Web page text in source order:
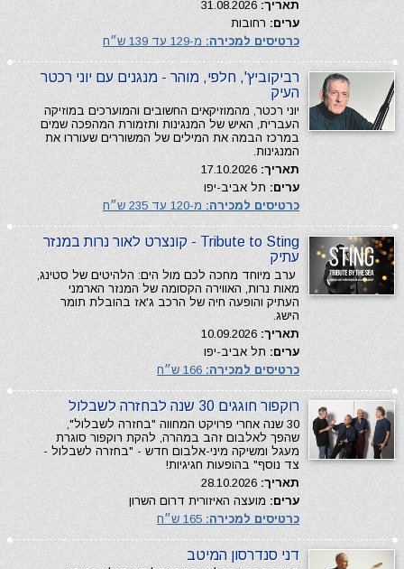
תאריך:
ערים: רחובות
כרטיסים למכירה: מ-129 עד 139 ש״ח
רביקוביץ', חלפי, מוהר - מנגנים עם יוני רכטר
העיק
יוני רכטר, מהמוזיקאים החשובים והמוערכים במוזיקה
העברית, האיש של המנגינות ותזמורת המהפכה שמים
במרכז הבמה את המילים של המשוררים שעוררו את
המנגינות.
תאריך:
ערים: תל אביב-יפו
כרטיסים למכירה: מ-120 עד 235 ש״ח
Tribute to Sting - קונצרט לאור נרות במנזר
עתיק
​ ערב מיוחד מחכה לכם מול הים: הלהיטים של סטינג,
מאות נרות, האווירה הקסומה של המנזר הארמני
העתיק והופעה חיה של הרכב ג'אז בהובלת תומר
הישג.
תאריך:
ערים: תל אביב-יפו
כרטיסים למכירה:
רוקפור חוגגים 30 שנה לבחזרה לשבלול
30 שנה אחרי פרויקט המחווה "בחזרה לשבלול",
שהפך לאלבום זהב במהרה, להקת רוקפור סוגרת
מעגל ומשיקה מיני-אלבום חדש - "בחזרה לשבלול -
צד נוסף" בהופעות חגיגיות!
תאריך:
ערים: מועצה האיזורית דרום השרון
כרטיסים למכירה:
דני סנדרסון המיטב